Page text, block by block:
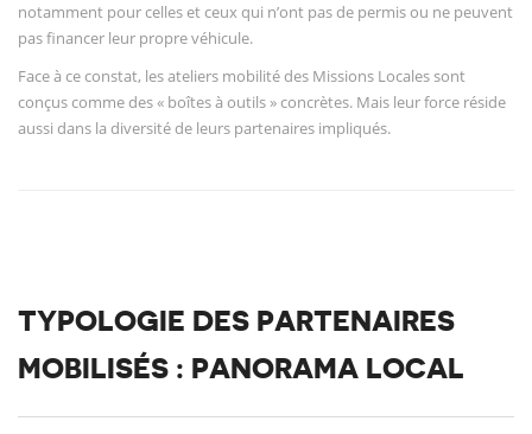
notamment pour celles et ceux qui n’ont pas de permis ou ne peuvent
pas financer leur propre véhicule.
Face à ce constat, les ateliers mobilité des Missions Locales sont
conçus comme des « boîtes à outils » concrètes. Mais leur force réside
aussi dans la diversité de leurs partenaires impliqués.
TYPOLOGIE DES PARTENAIRES
MOBILISÉS : PANORAMA LOCAL